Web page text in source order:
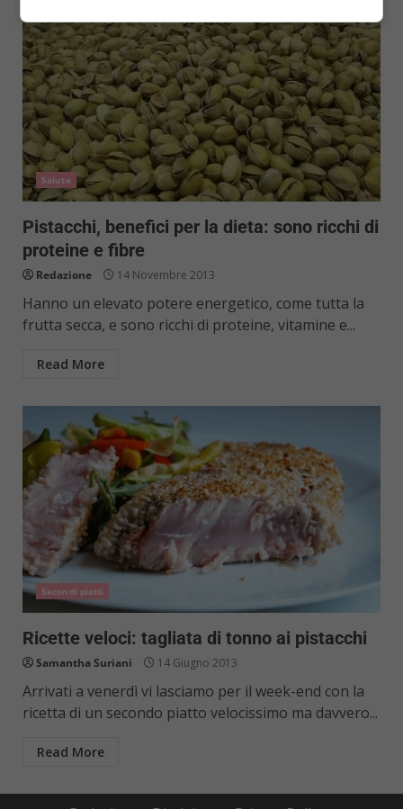
Salute
Pistacchi, benefici per la dieta: sono ricchi di
proteine e fibre
Redazione 14 Novembre 2013
Hanno un elevato potere energetico, come tutta la
frutta secca, e sono ricchi di proteine, vitamine e...
Read More
Secondi piatti
Ricette veloci: tagliata di tonno ai pistacchi
Samantha Suriani 14 Giugno 2013
Arrivati a venerdì vi lasciamo per il week-end con la
ricetta di un secondo piatto velocissimo ma davvero...
Read More